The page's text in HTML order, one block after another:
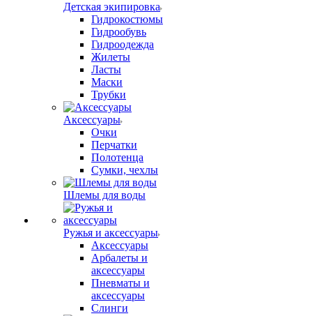
Детская экипировка
Гидрокостюмы
Гидрообувь
Гидроодежда
Жилеты
Ласты
Маски
Трубки
Аксессуары
Очки
Перчатки
Полотенца
Сумки, чехлы
Шлемы для воды
Ружья и аксессуары
Аксессуары
Арбалеты и
аксессуары
Пневматы и
аксессуары
Слинги